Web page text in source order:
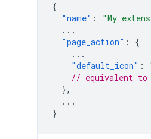
{
"name" : "My
...
"page_action" :
{
...
"default_icon" :
// equivalent to
},
...
}